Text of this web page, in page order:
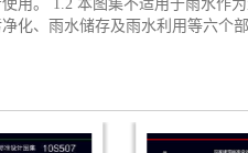
用。 1.2 本图集不适用于雨水作
化、雨水储存及雨水利用等六个部